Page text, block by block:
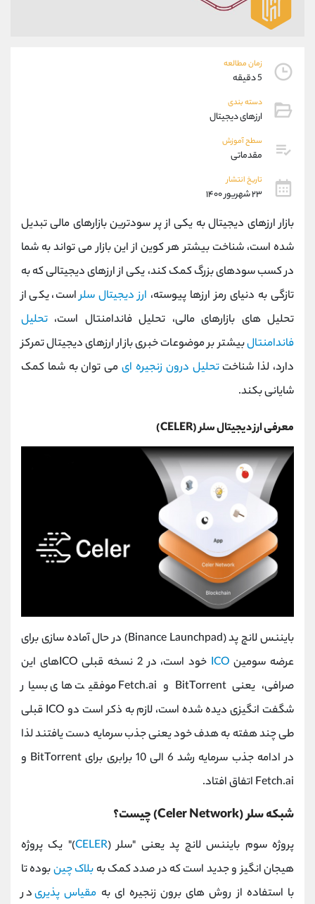
زمان مطالعه
5 دقیقه
دسته بندی
ارزهای دیجیتال
سطح آموزش
مقدماتی
تاریخ انتشار
۲۳ شهریور ۱۴۰۰
بازار ارزهای دیجیتال به یکی از پر سودترین بازارهای مالی تبدیل
شده است، شناخت بیشتر هر کوین از این بازار می تواند به شما
در کسب سودهای بزرگ کمک کند، یکی از ارزهای دیجیتالی که به
تازگی به دنیای رمز ارزها پیوسته، ارز دیجیتال سلر است، یکی از
تحلیل های بازارهای مالی، تحلیل فاندامنتال است، تحلیل
فاندامنتالبیشتر بر موضوعات خبری بازار ارزهای دیجیتال تمرکز
دارد، لذا شناختتحلیل درون زنجیره ایمی توان به شما کمک
شایانی بکند.
معرفی ارز دیجیتال سلر (CELER)
بایننس لانچ پد (Binance Launchpad) در حال آماده سازی برای
عرضه سومین ICO
خود است، در 2 نسخه قبلی ICOهای این
صرافی، یعنی BitTorrent و Fetch.ai موفقیت های بسیار
شگفت انگیزی دیده شده است، لازم به ذکر است دو ICO قبلی
طی چند هفته به هدف خود یعنی جذب سرمایه دست یافتند لذا
در ادامه جذب سرمایه رشد 6 الی 10 برابری برای BitTorrent و
Fetch.ai اتفاق افتاد.
شبکه سلر (Celer Network) چیست؟
پروژه سوم بایننس لانچ پد یعنی "سلر (CELER)" یک پروژه
هیجان انگیز و جدید است که در صدد کمک به بلاک چینبوده تا
با استفاده از روش های برون زنجیره ای به مقیاس پذیریدر
واتساپ
پشتیبان فروش
موبایل
تلگرام
تلفن 021-22021030
تلفن 021-22021040
بدون پیش شماره 90001030
کانال تلگرام @alirezamehrabi_com
کانال بله @alirezamehrabi_official